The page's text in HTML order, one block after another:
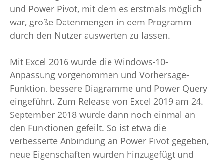
und Power Pivot, mit dem es erstmals möglich
war, große Datenmengen in dem Programm
durch den Nutzer auswerten zu lassen.
Mit Excel 2016 wurde die Windows-10-
Anpassung vorgenommen und Vorhersage-
Funktion, bessere Diagramme und Power Query
eingeführt. Zum Release von Excel 2019 am 24.
September 2018 wurde dann noch einmal an
den Funktionen gefeilt. So ist etwa die
verbesserte Anbindung an Power Pivot gegeben,
neue Eigenschaften wurden hinzugefügt und